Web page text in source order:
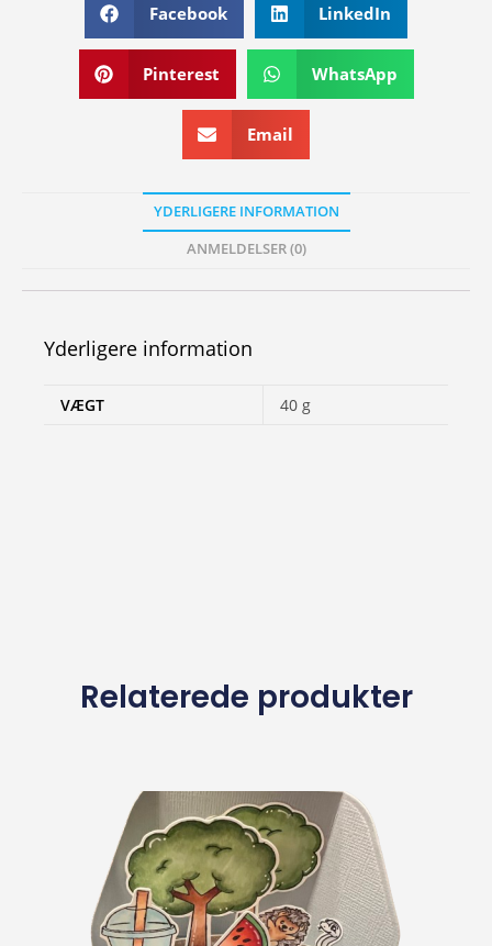
Facebook LinkedIn
Pinterest WhatsApp
Email
YDERLIGERE INFORMATION
ANMELDELSER (0)
Yderligere information
VÆGT 40 g
Relaterede produkter